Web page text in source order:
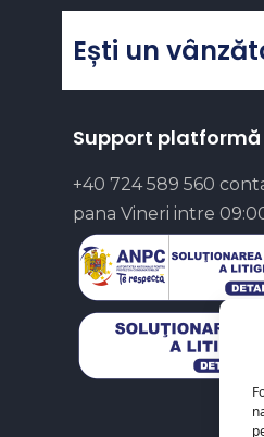
Ești un
Support platformă
+40 724 589 560
pana Vineri intre